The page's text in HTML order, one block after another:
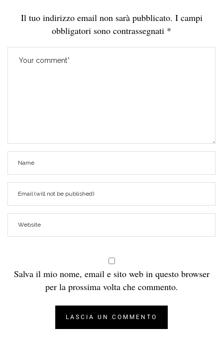
Il tuo indirizzo email non sarà pubblicato. I campi
obbligatori sono contrassegnati *
Salva il mio nome, email e sito web in questo browser
per la prossima volta che commento.